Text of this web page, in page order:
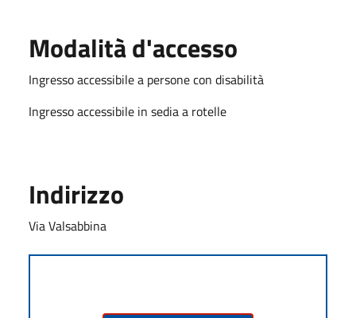
Modalità d'accesso
Ingresso accessibile a persone con disabilità
Ingresso accessibile in sedia a rotelle
Indirizzo
Via Valsabbina